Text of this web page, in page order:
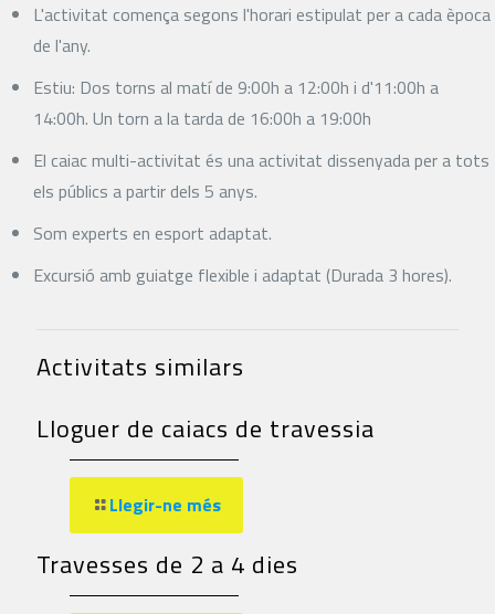
L'activitat comença segons l'horari estipulat per a cada època
de l'any.
Estiu: Dos torns al matí de 9:00h a 12:00h i d'11:00h a
14:00h. Un torn a la tarda de 16:00h a 19:00h
El caiac multi-activitat és una activitat dissenyada per a tots
els públics a partir dels 5 anys.
Som experts en esport adaptat.
Excursió amb guiatge flexible i adaptat (Durada 3 hores).
Activitats similars
Lloguer de caiacs de travessia
Llegir-ne més
Travesses de 2 a 4 dies